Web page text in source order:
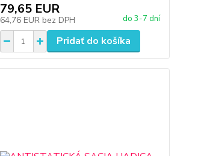
79,65 EUR
64,76 EUR bez DPH do 3-7 dní
Pridať do košíka